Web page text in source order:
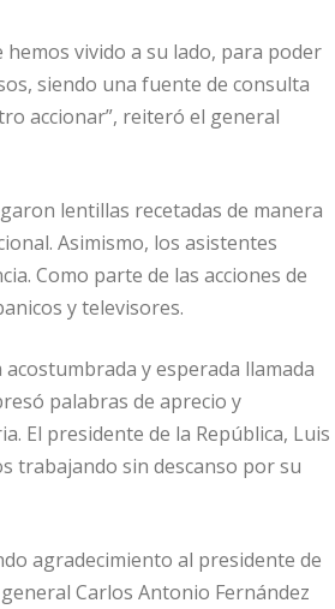
vivido a su lado, para poder
siendo una fuente de consulta
accionar”, reiteró el general
lentillas recetadas de manera
Asimismo, los asistentes
Como parte de las acciones de
y televisores.
y esperada llamada
palabras de aprecio y
El presidente de la República, Luis
trabajando sin descanso por su
agradecimiento al presidente de
Carlos Antonio Fernández